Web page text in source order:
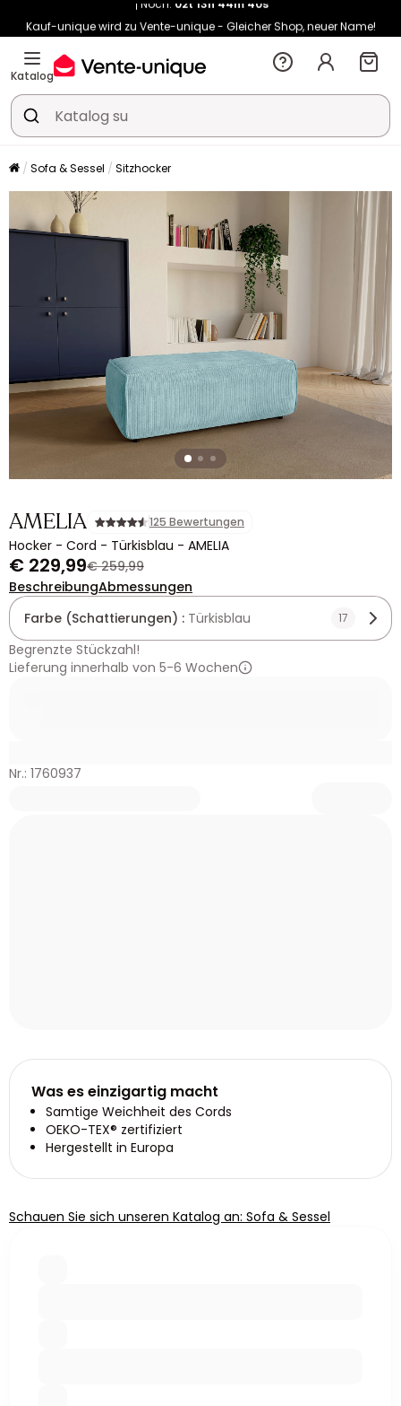
Kauf-unique wird zu Vente-unique - Gleicher Shop, neuer Name!
-10% ab €400 mitHEAT10auf Vente-unique-Produkte
Noch:
Katalog
Sofa & Sessel Sitzhocker
AMELIA 125 Bewertungen
Hocker - Cord - Türkisblau - AMELIA
€ 229,99€ 259,99
BeschreibungAbmessungen
Farbe (Schattierungen) : Türkisblau 17
Begrenzte Stückzahl!
Lieferung innerhalb von 5-6 Wochen
Nr.: 1760937
Was es einzigartig macht
Samtige Weichheit des Cords
OEKO-TEX® zertifiziert
Hergestellt in Europa
Schauen Sie sich unseren Katalog an: Sofa & Sessel